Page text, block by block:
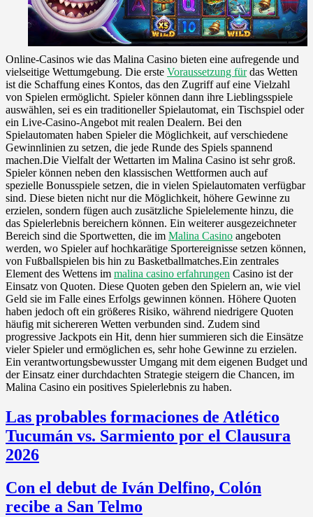
Online-Casinos wie das Malina Casino bieten eine aufregende und
vielseitige Wettumgebung. Die erste Voraussetzung fürdas Wetten
ist die Schaffung eines Kontos, das den Zugriff auf eine Vielzahl
von Spielen ermöglicht. Spieler können dann ihre Lieblingsspiele
auswählen, sei es ein traditioneller Spielautomat, ein Tischspiel oder
ein Live-Casino-Angebot mit realen Dealern. Bei den
Spielautomaten haben Spieler die Möglichkeit, auf verschiedene
Gewinnlinien zu setzen, die jede Runde des Spiels spannend
machen.Die Vielfalt der Wettarten im Malina Casino ist sehr groß.
Spieler können neben den klassischen Wettformen auch auf
spezielle Bonusspiele setzen, die in vielen Spielautomaten verfügbar
sind. Diese bieten nicht nur die Möglichkeit, höhere Gewinne zu
erzielen, sondern fügen auch zusätzliche Spielelemente hinzu, die
das Spielerlebnis bereichern können. Ein weiterer ausgezeichneter
Bereich sind die Sportwetten, die im Malina Casino angeboten
werden, wo Spieler auf hochkarätige Sportereignisse setzen können,
von Fußballspielen bis hin zu Basketballmatches.Ein zentrales
Element des Wettens im malina casino erfahrungen Casino ist der
Einsatz von Quoten. Diese Quoten geben den Spielern an, wie viel
Geld sie im Falle eines Erfolgs gewinnen können. Höhere Quoten
haben jedoch oft ein größeres Risiko, während niedrigere Quoten
häufig mit sichereren Wetten verbunden sind. Zudem sind
progressive Jackpots ein Hit, denn hier summieren sich die Einsätze
vieler Spieler und ermöglichen es, sehr hohe Gewinne zu erzielen.
Ein verantwortungsbewusster Umgang mit dem eigenen Budget und
der Einsatz einer durchdachten Strategie steigern die Chancen, im
Malina Casino ein positives Spielerlebnis zu haben.
Las probables formaciones de Atlético
Tucumán vs. Sarmiento por el Clausura
2026
Con el debut de Iván Delfino, Colón
recibe a San Telmo